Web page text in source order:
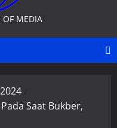
OF MEDIA
2024
Saat Bukber,